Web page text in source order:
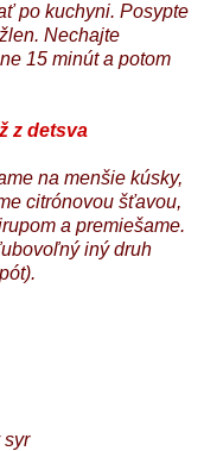
po kuchyni. Posypte
Nechajte
15 minút a potom
z detsva
na menšie kúsky,
citrónovou šťavou,
a premiešame.
iný druh
syr